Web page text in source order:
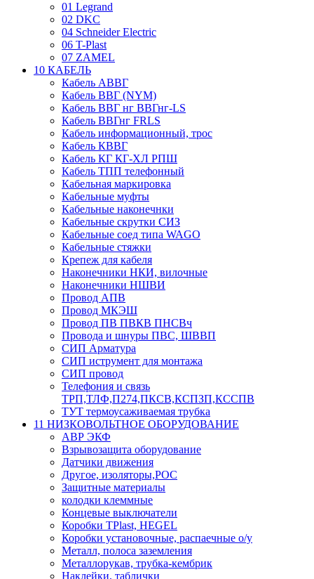
01 Legrand
02 DKC
04 Schneider Electric
06 T-Plast
07 ZAMEL
10 КАБЕЛЬ
Кабель АВВГ
Кабель ВВГ (NYM)
Кабель ВВГ нг ВВГнг-LS
Кабель ВВГнг FRLS
Кабель информационный, трос
Кабель КВВГ
Кабель КГ КГ-ХЛ РПШ
Кабель ТПП телефонный
Кабельная маркировка
Кабельные муфты
Кабельные наконечнки
Кабельные скрутки СИЗ
Кабельные соед типа WAGO
Кабельные стяжки
Крепеж для кабеля
Наконечники НКИ, вилочные
Наконечники НШВИ
Провод АПВ
Провод МКЭШ
Провод ПВ ПВКВ ПНСВч
Провода и шнуры ПВС, ШВВП
СИП Арматура
СИП иструмент для монтажа
СИП провод
Телефония и связь
ТРП,ТЛФ,П274,ПКСВ,КСПЗП,КССПВ
ТУТ термоусаживаемая трубка
11 НИЗКОВОЛЬТНОЕ ОБОРУДОВАНИЕ
АВР ЭКФ
Взрывозащита оборудование
Датчики движения
Другое, изоляторы,РОС
Защитные материалы
колодки клеммные
Концевые выключатели
Коробки TPlast, HEGEL
Коробки установочные, распаечные о/у
Металл, полоса заземления
Металлорукав, трубка-кембрик
Наклейки, таблички